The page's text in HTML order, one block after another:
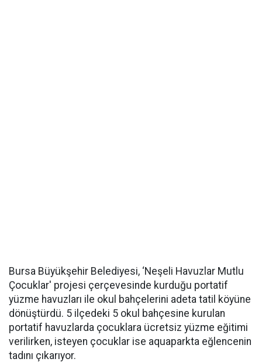
Bursa Büyükşehir Belediyesi, ‘Neşeli Havuzlar Mutlu
Çocuklar' projesi çerçevesinde kurduğu portatif
yüzme havuzları ile okul bahçelerini adeta tatil köyüne
dönüştürdü. 5 ilçedeki 5 okul bahçesine kurulan
portatif havuzlarda çocuklara ücretsiz yüzme eğitimi
verilirken, isteyen çocuklar ise aquaparkta eğlencenin
tadını çıkarıyor.